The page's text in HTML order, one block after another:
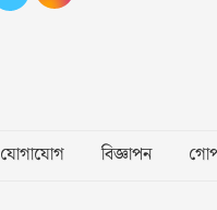
যোগাযোগ বিজ্ঞাপন